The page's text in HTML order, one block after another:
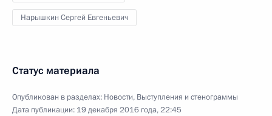
Нарышкин Сергей Евгеньевич
Статус материала
Опубликован в разделах: Новости, Выступления и стенограммы
Дата публикации: 19 декабря 2016 года, 22:45